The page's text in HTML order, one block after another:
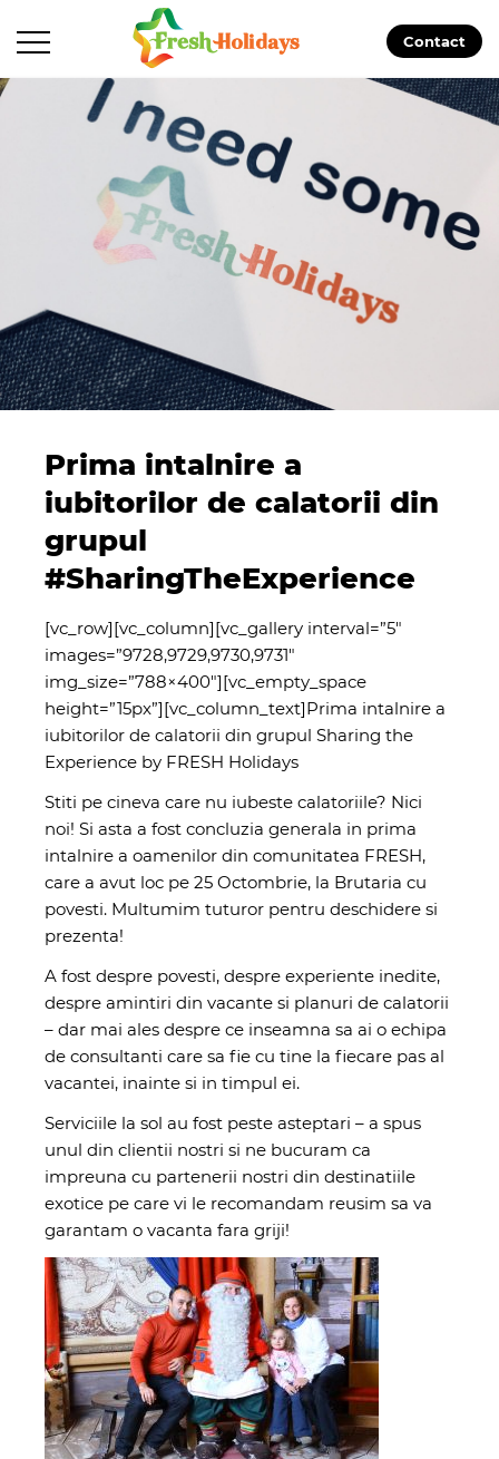
Contact
Prima intalnire a
iubitorilor de calatorii din
grupul
#SharingTheExperience
[vc_row][vc_column][vc_gallery interval=”5″
images=”9728,9729,9730,9731″
img_size=”788×400″][vc_empty_space
height=”15px”][vc_column_text]Prima intalnire a
iubitorilor de calatorii din grupul Sharing the
Experience by FRESH Holidays
Stiti pe cineva care nu iubeste calatoriile? Nici
noi! Si asta a fost concluzia generala in prima
intalnire a oamenilor din comunitatea FRESH,
care a avut loc pe 25 Octombrie, la Brutaria cu
povesti. Multumim tuturor pentru deschidere si
prezenta!
A fost despre povesti, despre experiente inedite,
despre amintiri din vacante si planuri de calatorii
– dar mai ales despre ce inseamna sa ai o echipa
de consultanti care sa fie cu tine la fiecare pas al
vacantei, inainte si in timpul ei.
Serviciile la sol au fost peste asteptari – a spus
unul din clientii nostri si ne bucuram ca
impreuna cu partenerii nostri din destinatiile
exotice pe care vi le recomandam reusim sa va
garantam o vacanta fara griji!